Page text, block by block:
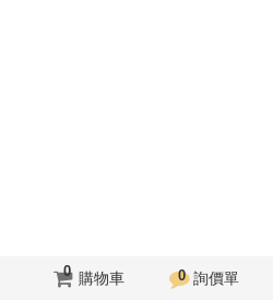
0 購物車 0 詢價單